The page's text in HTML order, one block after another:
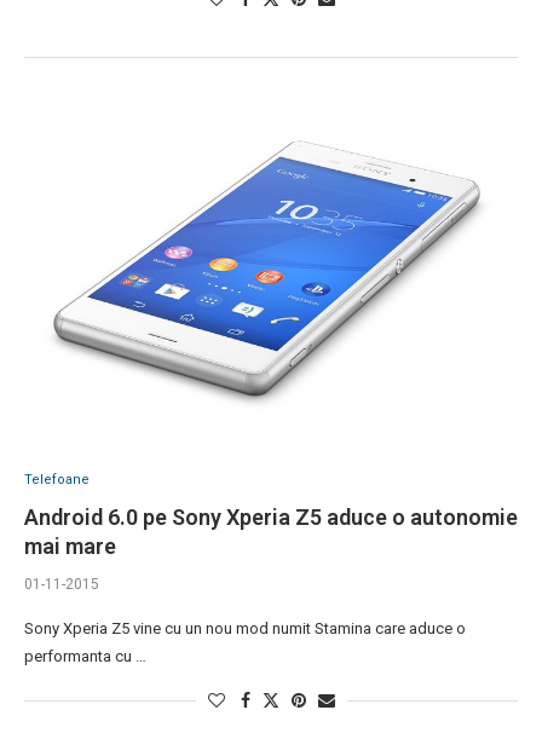
Telefoane
Android 6.0 pe Sony Xperia Z5 aduce o autonomie
mai mare
01-11-2015
Sony Xperia Z5 vine cu un nou mod numit Stamina care aduce o
performanta cu …